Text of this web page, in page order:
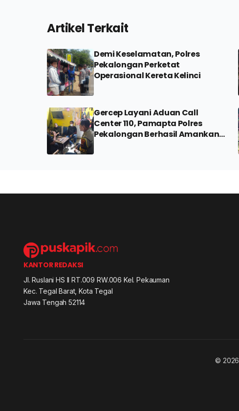
Artikel Terkait
Demi Keselamatan, Polres
Pekalongan Perketat
Operasional Kereta Kelinci
Gercep Layani Aduan Call
Center 110, Pamapta Polres
Pekalongan Berhasil Amankan
KANTOR REDAKSI
Jl. Ruslani HS II RT.009 RW.006 Kel. Pekauman
Kec. Tegal Barat, Kota Tegal
Jawa Tengah 52114
© 2026